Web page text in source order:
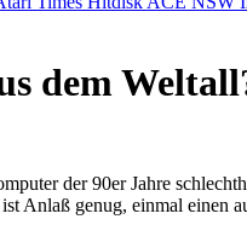
dem
der 90er Jahre
Anlaß genug, einmal